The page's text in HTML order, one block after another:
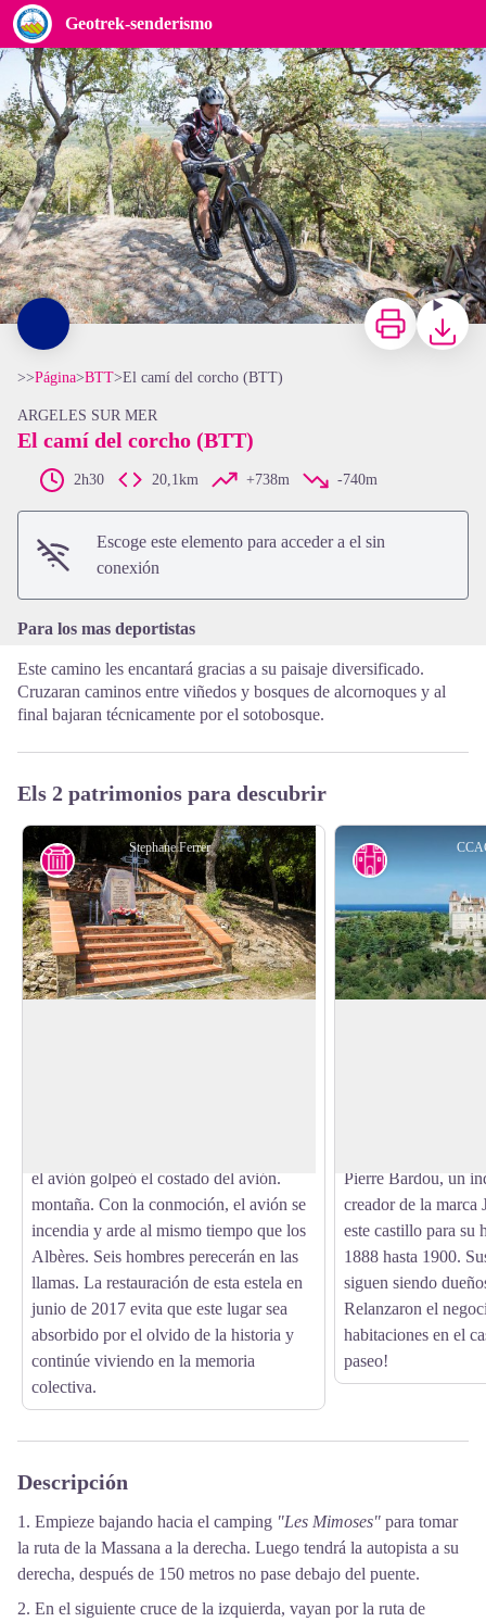
Geotrek-senderismo
El camí del corcho (BTT)
ImprimirBajar
>>Página>BTT>El camí del corcho (BTT)
ARGELES SUR MER
El camí del corcho (BTT)
2h30 20,1km +738m -740m
Escoge este elemento para acceder a el sin
conexión
Para los mas deportistas
Este camino les encantará gracias a su paisaje diversificado.
Cruzaran caminos entre viñedos y bosques de alcornoques y al
final bajaran técnicamente por el sotobosque.
Els 2 patrimonios para descubrir
Stephane Ferrer
Historia
el avión golpeó el costado del avión.
montaña. Con la conmoción, el avión se
incendia y arde al mismo tiempo que los
Albères. Seis hombres perecerán en las
llamas. La restauración de esta estela en
junio de 2017 evita que este lugar sea
absorbido por el olvido de la historia y
continúe viviendo en la memoria
colectiva.
Patrimonio
Pierre Bardou, un
creador de la
este castillo para su
1888 hasta 1900.
siguen siendo
Relanzaron el
habitaciones en el
paseo!
Descripción
1. Empieze bajando hacia el camping "Les Mimoses" para tomar
la ruta de la Massana a la derecha. Luego tendrá la autopista a su
derecha, después de 150 metros no pase debajo del puente.
2. En el siguiente cruce de la izquierda, vayan por la ruta de